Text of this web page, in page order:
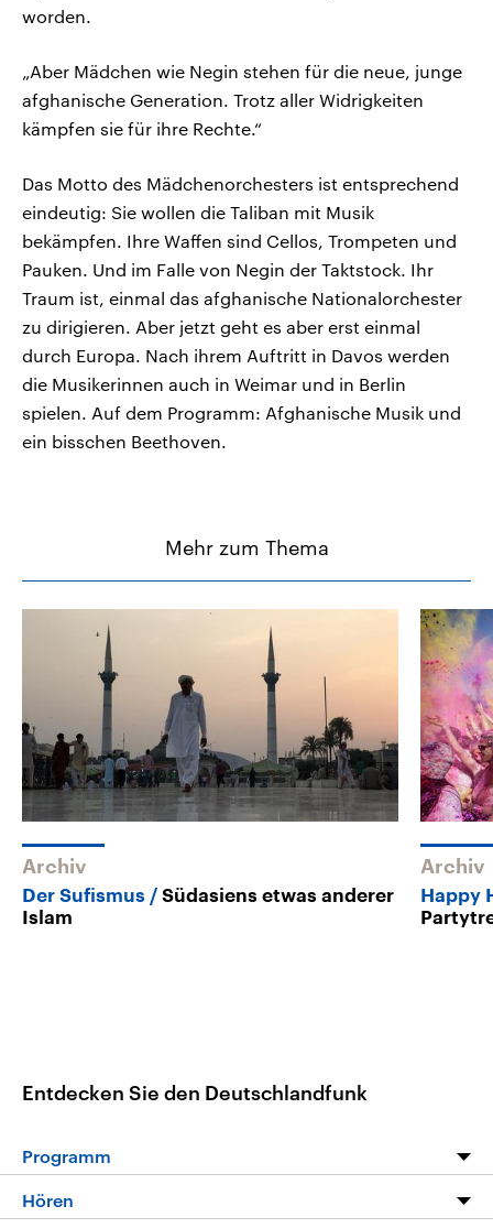
worden.
„Aber Mädchen wie Negin stehen für die neue, junge
afghanische Generation. Trotz aller Widrigkeiten
kämpfen sie für ihre Rechte.“
Das Motto des Mädchenorchesters ist entsprechend
eindeutig: Sie wollen die Taliban mit Musik
bekämpfen. Ihre Waffen sind Cellos, Trompeten und
Pauken. Und im Falle von Negin der Taktstock. Ihr
Traum ist, einmal das afghanische Nationalorchester
zu dirigieren. Aber jetzt geht es aber erst einmal
durch Europa. Nach ihrem Auftritt in Davos werden
die Musikerinnen auch in Weimar und in Berlin
spielen. Auf dem Programm: Afghanische Musik und
ein bisschen Beethoven.
Mehr zum Thema
Archiv
Der Sufismus
Südasiens etwas anderer
Islam
Archiv
Happy
Entdecken Sie den Deutschlandfunk
Programm
Programm
Hören